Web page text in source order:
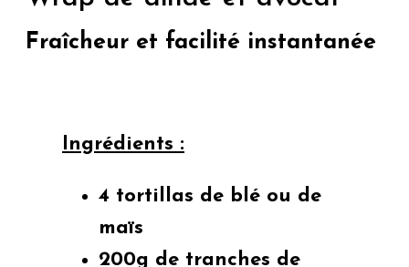
Fraîcheur et facilité instantanée
Ingrédients :
4 tortillas de blé ou de
maïs
200g de tranches de